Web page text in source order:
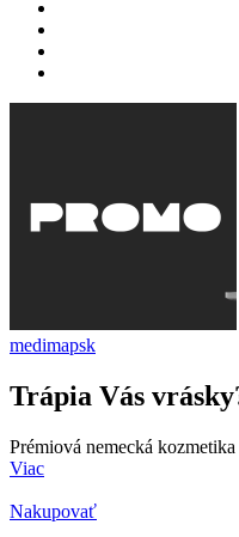
medimapsk
Trápia Vás
Prémiová nemecká
Viac
Nakupovať